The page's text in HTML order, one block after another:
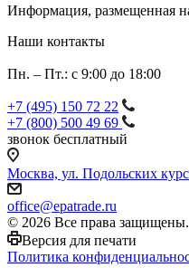
Информация, размещенная
Наши контакты
Пн. – Пт.: с 9:00 до 18:00
+7 (495) 150 72 22
+7 (800) 500 49 69
звонок бесплатный
Москва, ул. Подольских
office@epatrade.ru
© 2026 Все права защищены.
Версия для печати
Политика